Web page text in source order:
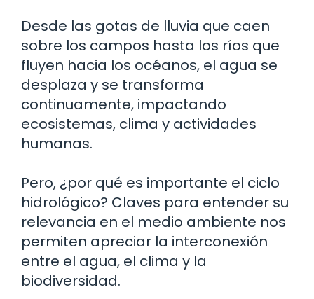
Desde las gotas de lluvia que caen
sobre los campos hasta los ríos que
fluyen hacia los océanos, el agua se
desplaza y se transforma
continuamente, impactando
ecosistemas, clima y actividades
humanas.
Pero, ¿por qué es importante el ciclo
hidrológico? Claves para entender su
relevancia en el medio ambiente nos
permiten apreciar la interconexión
entre el agua, el clima y la
biodiversidad.